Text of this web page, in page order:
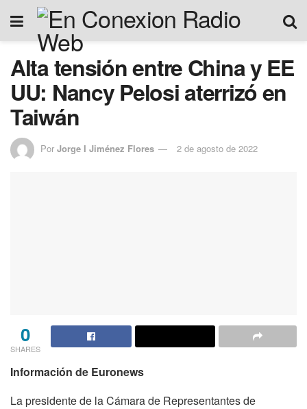
Alta tensión entre China y EE
UU: Nancy Pelosi aterrizó en
Taiwán
Por Jorge I Jiménez Flores 2 de agosto de 2022
0
SHARES
Información de Euronews
La presidente de la Cámara de Representantes de